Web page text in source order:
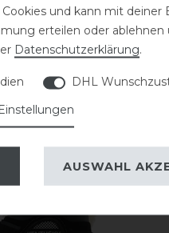
und kann mit deiner
erteilen oder ablehnen
Daten­schutz­erklärung.
DHL
AUSWAHL